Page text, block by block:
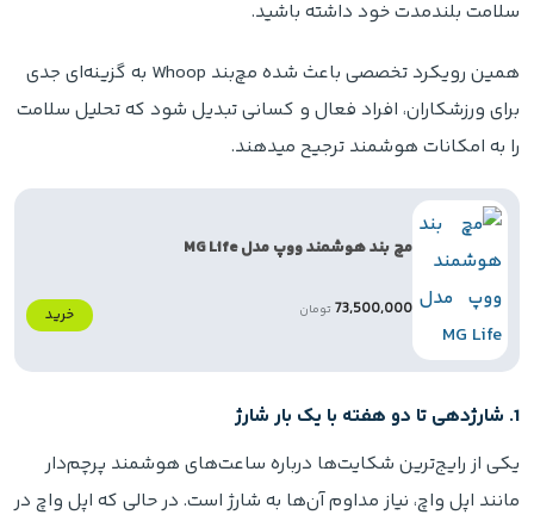
سلامت بلندمدت خود داشته باشید.
همین رویکرد تخصصی باعث شده مچ‌بند Whoop به گزینه‌ای جدی
برای ورزشکاران، افراد فعال و کسانی تبدیل شود که تحلیل سلامت
را به امکانات هوشمند ترجیح میدهند.
مچ‌ بند هوشمند ووپ مدل MG Life
73,500,000 تومان خرید
1. شارژدهی تا دو هفته با یک بار شارژ
یکی از رایج‌ترین شکایت‌ها درباره ساعت‌های هوشمند پرچم‌دار
مانند اپل واچ، نیاز مداوم آن‌ها به شارژ است. در حالی که اپل واچ در